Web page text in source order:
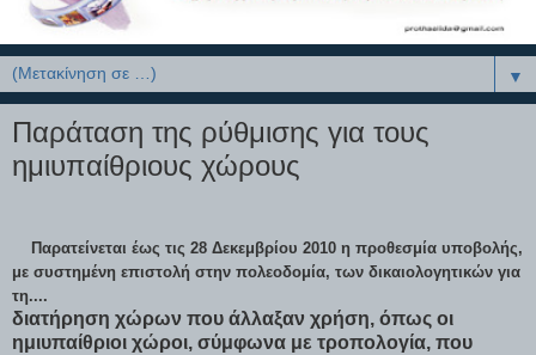
▼
Παράταση της ρύθμισης για τους
ημιυπαίθριους χώρους
Παρατείνεται έως τις 28 Δεκεμβρίου 2010 η προθεσμία υποβολής,
με συστημένη επιστολή στην πολεοδομία, των δικαιολογητικών για
τη....
διατήρηση χώρων που άλλαξαν χρήση, όπως οι
ημιυπαίθριοι χώροι, σύμφωνα με τροπολογία, που